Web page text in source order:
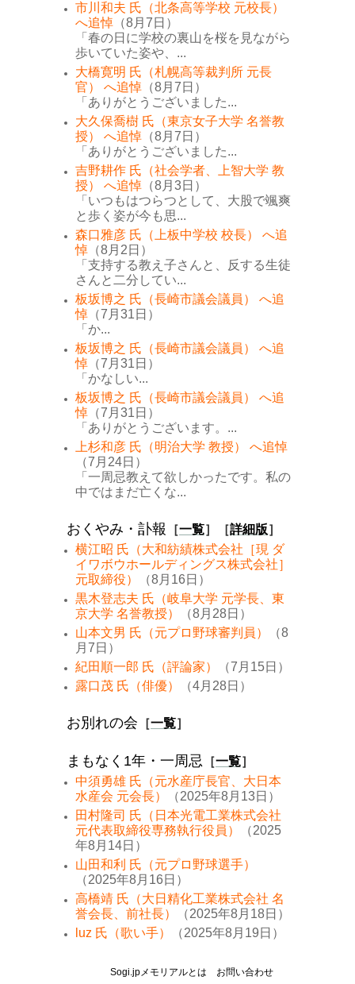
市川和夫 氏（北条高等学校 元校長）
へ追悼 （8月7日）
「春の日に学校の裏山を桜を見ながら
歩いていた姿や、...
大橋寛明 氏（札幌高等裁判所 元長
官） へ追悼 （8月7日）
「ありがとうございました...
大久保喬樹 氏（東京女子大学 名誉教
授） へ追悼 （8月7日）
「ありがとうございました...
吉野耕作 氏（社会学者、上智大学 教
授） へ追悼 （8月3日）
「いつもはつらつとして、大股で颯爽
と歩く姿が今も思...
森口雅彦 氏（上板中学校 校長） へ追
悼 （8月2日）
「支持する教え子さんと、反する生徒
さんと二分してい...
板坂博之 氏（長崎市議会議員） へ追
悼 （7月31日）
「か...
板坂博之 氏（長崎市議会議員） へ追
悼 （7月31日）
「かなしい...
板坂博之 氏（長崎市議会議員） へ追
悼 （7月31日）
「ありがとうございます。...
上杉和彦 氏（明治大学 教授） へ追悼
（7月24日）
「一周忌教えて欲しかったです。私の
中ではまだ亡くな...
おくやみ・訃報 ［一覧］［詳細版］
横江昭 氏（大和紡績株式会社［現 ダ
イワボウホールディングス株式会社］
元取締役）
（8月16日）
黒木登志夫 氏（岐阜大学 元学長、東
京大学 名誉教授）
（8月28日）
山本文男 氏（元プロ野球審判員）
（8
月7日）
紀田順一郎 氏（評論家）
（7月15日）
露口茂 氏（俳優）
（4月28日）
お別れの会 ［一覧］
まもなく1年・一周忌 ［一覧］
中須勇雄 氏（元水産庁長官、大日本
水産会 元会長）
（2025年8月13日）
田村隆司 氏（日本光電工業株式会社
元代表取締役専務執行役員）
（2025
年8月14日）
山田和利 氏（元プロ野球選手）
（2025年8月16日）
高橋靖 氏（大日精化工業株式会社 名
誉会長、前社長）
（2025年8月18日）
luz 氏（歌い手）
（2025年8月19日）
Sogi.jpメモリアルとは お問い合わせ